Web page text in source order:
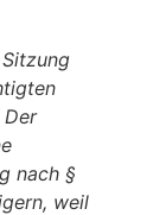
nach §
weil